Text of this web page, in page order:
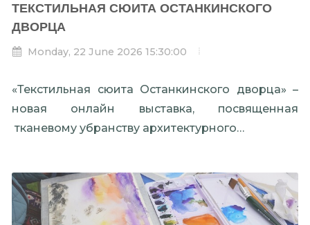
ТЕКСТИЛЬНАЯ СЮИТА ОСТАНКИНСКОГО
ДВОРЦА
Monday, 22 June 2026 15:30:00
«Текстильная сюита Останкинского дворца» –
новая онлайн выставка, посвященная
тканевому убранству архитектурного…